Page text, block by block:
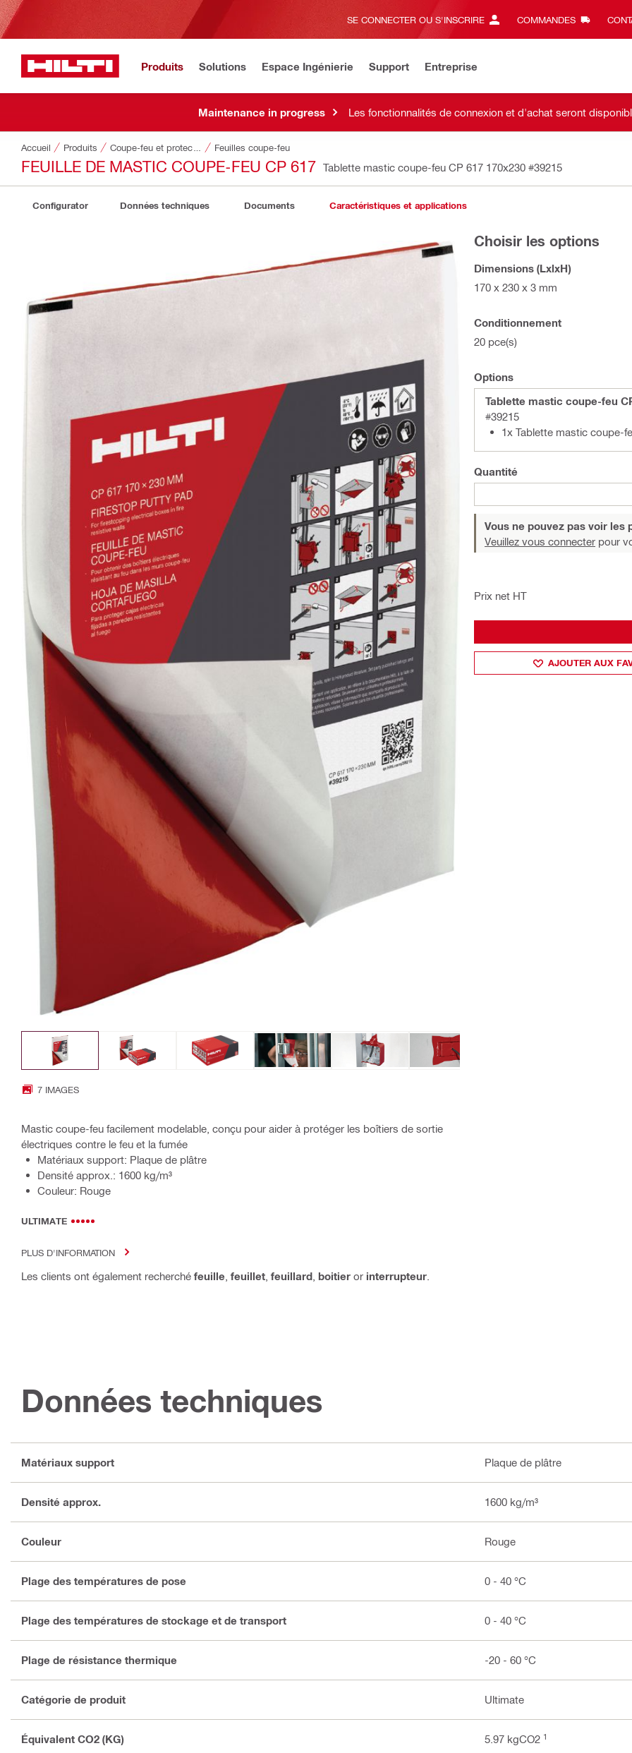
SE CONNECTER OU S'INSCRIRE COMMANDES
Produits Solutions Espace Ingénierie Support Entreprise
Maintenance in progress Les fonctionnalités de connexion et d'achat seront
Accueil Produits Feuilles coupe-feu
FEUILLE DE MASTIC COUPE-FEU CP 617 Tablette mastic coupe-feu CP 617 170x230 #39215
Configurator Données techniques Documents Caractéristiques et applications
7 IMAGES
Mastic coupe-feu facilement modelable, conçu pour aider à protéger les boîtiers de sortie
électriques contre le feu et la fumée
Matériaux support: Plaque de plâtre
Densité approx.: 1600 kg/m³
Couleur: Rouge
ULTIMATE
PLUS D'INFORMATION
Les clients ont également recherché feuille feuillet feuillard boitier or interrupteur
Choisir les options
Dimensions (LxlxH)
170 x 230 x 3 mm
Conditionnement
20 pce(s)
Options
Tablette mastic coupe-feu
#39215
1x Tablette mastic coupe-
Quantité
Vous ne pouvez pas voir les
Veuillez vous connecter pour
Prix net HT
AJOUTER AUX
Données techniques
Matériaux support Plaque de plâtre
Densité approx. 1600 kg/m³
Couleur Rouge
Plage des températures de pose 0 - 40 °C
Plage des températures de stockage et de transport 0 - 40 °C
Plage de résistance thermique -20 - 60 °C
Catégorie de produit Ultimate
Équivalent CO2 (KG) 5.97 kgCO2 1